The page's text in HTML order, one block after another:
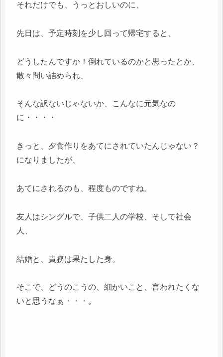
それだけでも、うっとおしいのに、
先日は、予定時刻を少し回って帰宅すると、
どうしたんですか！倒れているのかと思ったとか、
散々問い詰められ、
そんな訳ないじゃないか、こんなに元気なの
に・・・・
きっと、夕食作りをあてにされていたんじゃない？
になりましたが、
あてにされるのも、程度ものですね。
友人はシングルで、子供二人の学校、そして社会
人、
結婚と、責務は果たした身。
そこで、どうのこうの、細かいこと、言われたくな
いと思うなぁ・・・。